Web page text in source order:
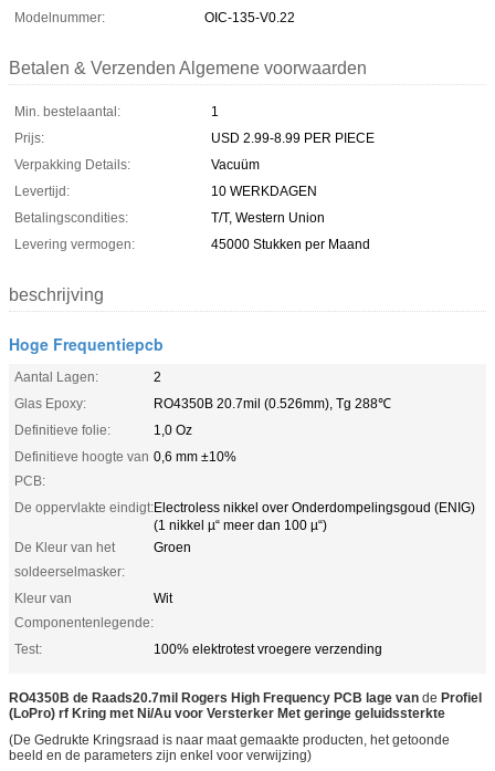
Modelnummer:
OIC-135-V0.22
Betalen & Verzenden Algemene voorwaarden
Min. bestelaantal:
1
Prijs:
USD 2.99-8.99 PER PIECE
Verpakking Details:
Vacuüm
Levertijd:
10 WERKDAGEN
Betalingscondities:
T/T, Western Union
Levering vermogen:
45000 Stukken per Maand
beschrijving
Hoge Frequentiepcb
Aantal Lagen:
2
Glas Epoxy:
RO4350B 20.7mil (0.526mm), Tg 288℃
Definitieve folie:
1,0 Oz
Definitieve hoogte van
PCB:
0,6 mm ±10%
De oppervlakte eindigt:Electroless nikkel over Onderdompelingsgoud (ENIG)
(1 nikkel µ“ meer dan 100 µ“)
De Kleur van het
soldeerselmasker:
Groen
Kleur van
Componentenlegende:
Wit
Test: 100% elektrotest vroegere verzending
RO4350B de Raads20.7mil Rogers High Frequency PCB lage van de Profiel
(LoPro) rf Kring met Ni/Au voor Versterker Met geringe geluidssterkte
(De Gedrukte Kringsraad is naar maat gemaakte producten, het getoonde
beeld en de parameters zijn enkel voor verwijzing)